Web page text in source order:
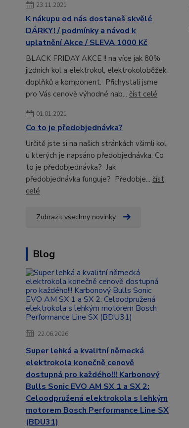
23.11.2021
K nákupu od nás dostaneš skvělé
DÁRKY! / podmínky a návod k
uplatnění Akce / SLEVA 1000 Kč
BLACK FRIDAY AKCE !! na více jak 80%
jizdních kol a elektrokol, elektrokoloběžek,
doplňků a komponent. Přichystali jsme
pro Vás cenově výhodné nab... číst celé
01.01.2021
Co to je předobjednávka?
Určitě jste si na našich stránkách všimli kol,
u kterých je napsáno předobjednávka. Co
to je předobjednávka? Jak
předobjednávka funguje? Předobje... číst
celé
Zobrazit všechny novinky
Blog
22.06.2026
Super lehká a kvalitní německá
elektrokola konečně cenově
dostupná pro každého!!! Karbonový
Bulls Sonic EVO AM SX 1 a SX 2:
Celoodpružená elektrokola s lehkým
motorem Bosch Performance Line SX
(BDU31)